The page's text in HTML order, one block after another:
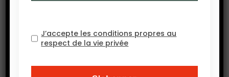
J’accepte les conditions propres au
respect de la vie privée